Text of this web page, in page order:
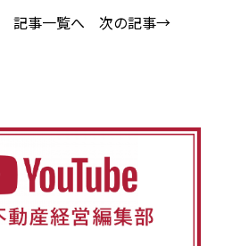
記事一覧へ 次の記事→